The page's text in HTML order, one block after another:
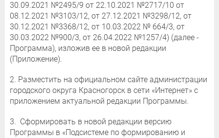
30.09.2021 №2495/9 от 22.10.2021 №2717/10 от
08.12.2021 №3103/12, от 27.12.2021 №3298/12, от
30.12.2021 №3368/12, от 10.03.2022 № 664/3, от
30.03.2022 №900/3, от 26.04.2022 №1257/4) (далее -
Программа), изложив ее в новой редакции
(Приложение).
2. Разместить на официальном сайте администрации
городского округа Красногорск в сети «Интернет» с
приложением актуальной редакции Программы.
3. Сформировать в новой редакции версию
Программы в «Подсистеме по формированию и